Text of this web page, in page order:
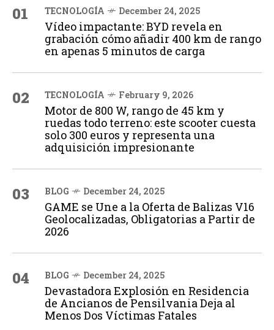
01 TECNOLOGÍA December 24, 2025
Vídeo impactante: BYD revela en
grabación cómo añadir 400 km de rango
en apenas 5 minutos de carga
02 TECNOLOGÍA February 9, 2026
Motor de 800 W, rango de 45 km y
ruedas todo terreno: este scooter cuesta
solo 300 euros y representa una
adquisición impresionante
03 BLOG December 24, 2025
GAME se Une a la Oferta de Balizas V16
Geolocalizadas, Obligatorias a Partir de
2026
04 BLOG December 24, 2025
Devastadora Explosión en Residencia
de Ancianos de Pensilvania Deja al
Menos Dos Víctimas Fatales